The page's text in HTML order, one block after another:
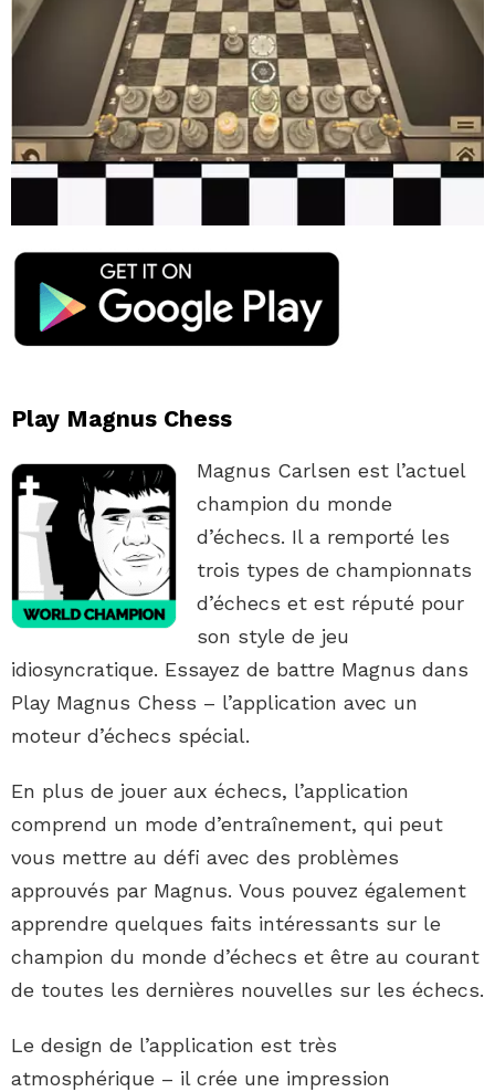
Play Magnus Chess
Magnus Carlsen est l’actuel
champion du monde
d’échecs. Il a remporté les
trois types de championnats
d’échecs et est réputé pour
son style de jeu
idiosyncratique. Essayez de battre Magnus dans
Play Magnus Chess – l’application avec un
moteur d’échecs spécial.
En plus de jouer aux échecs, l’application
comprend un mode d’entraînement, qui peut
vous mettre au défi avec des problèmes
approuvés par Magnus. Vous pouvez également
apprendre quelques faits intéressants sur le
champion du monde d’échecs et être au courant
de toutes les dernières nouvelles sur les échecs.
Le design de l’application est très
atmosphérique – il crée une impression